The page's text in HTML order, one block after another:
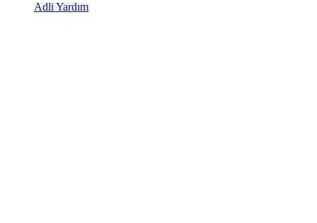
Adli Yardım